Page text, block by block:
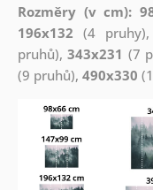
Rozměry (v cm):
196x132 (4 pruhy),
pruhů),343x231 (7
(9 pruhů), 490x330